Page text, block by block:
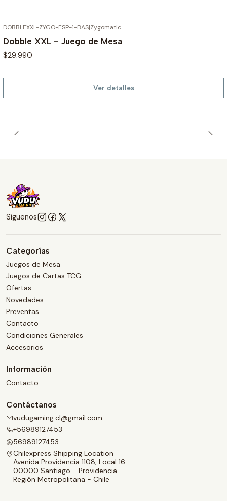
DOBBLEXXL-ZYGO-ESP-1-BAS|Zygomatic
Dobble XXL - Juego de Mesa
$29.990
Ver detalles
Síguenos
Categorías
Juegos de Mesa
Juegos de Cartas TCG
Ofertas
Novedades
Preventas
Contacto
Condiciones Generales
Accesorios
Información
Contacto
Contáctanos
vudugaming.cl@gmail.com
+56989127453
56989127453
Chilexpress Shipping Location
Avenida Providencia 1108, Local 16
00000 Santiago - Providencia
Región Metropolitana - Chile